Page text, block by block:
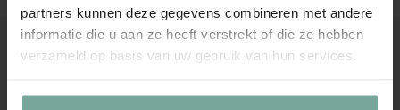
partners kunnen deze gegevens combineren met andere
informatie die u aan ze heeft verstrekt of die ze hebben
verzameld op basis van uw gebruik van hun services.
Add to Wishlist Add to